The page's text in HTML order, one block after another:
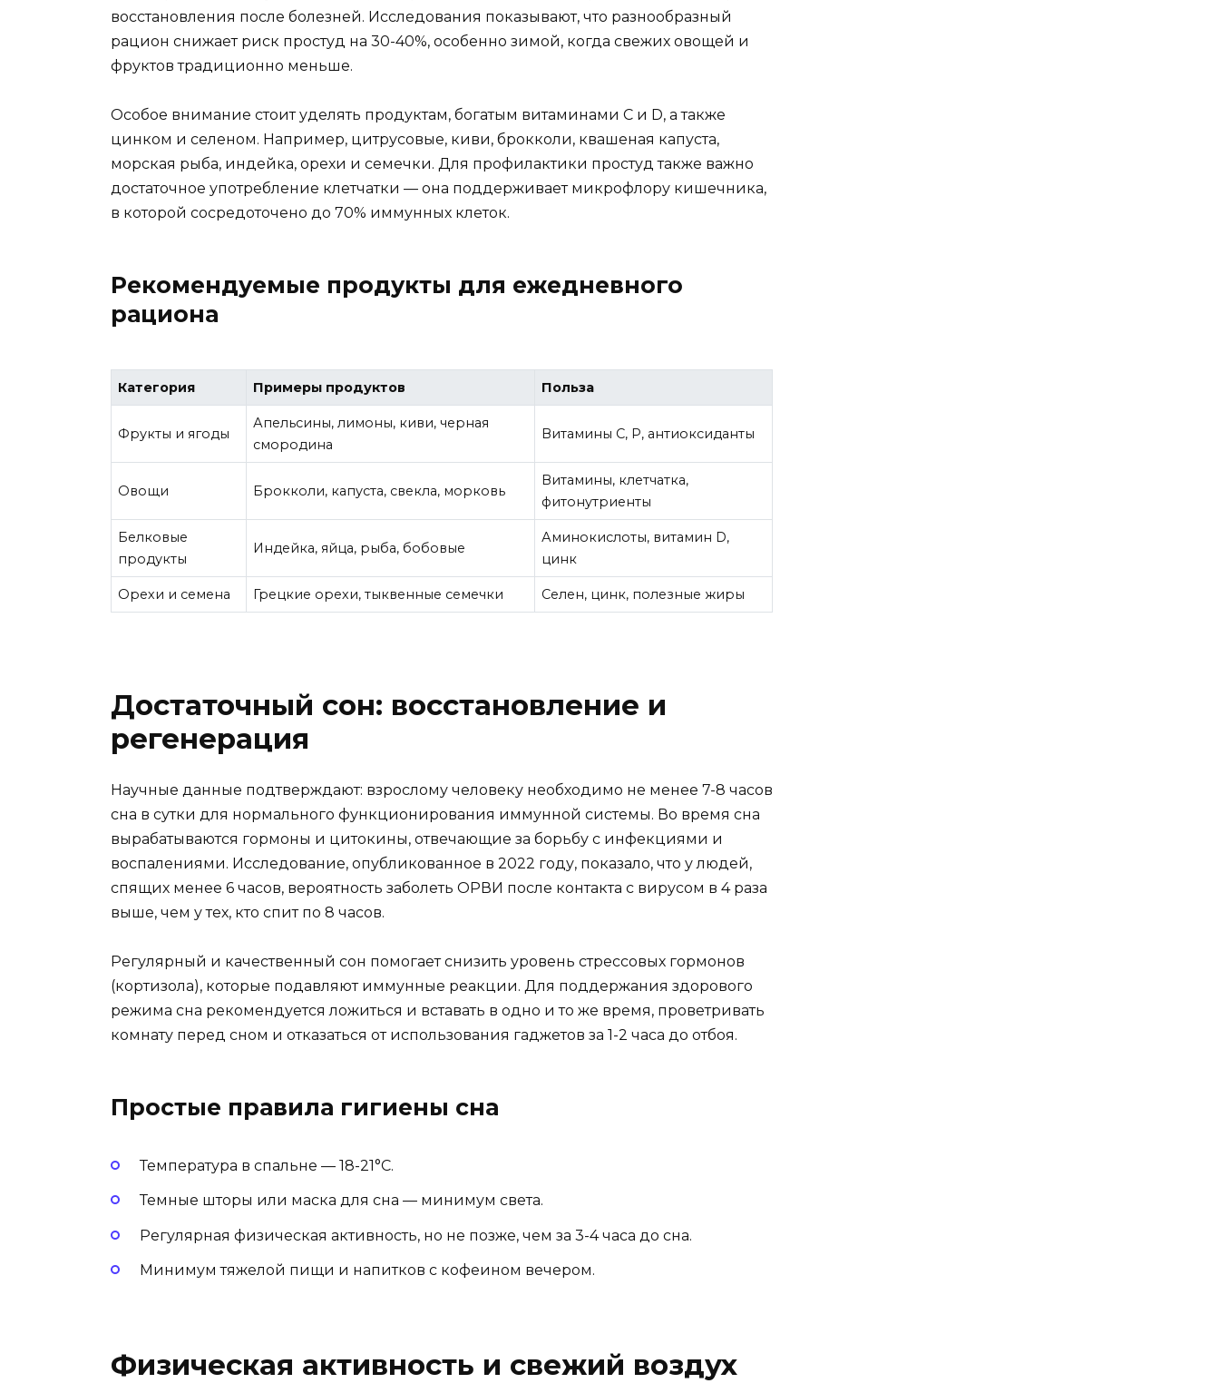
восстановления после болезней. Исследования показывают, что разнообразный
рацион снижает риск простуд на 30-40%, особенно зимой, когда свежих овощей и
фруктов традиционно меньше.
Особое внимание стоит уделять продуктам, богатым витаминами C и D, а также
цинком и селеном. Например, цитрусовые, киви, брокколи, квашеная капуста,
морская рыба, индейка, орехи и семечки. Для профилактики простуд также важно
достаточное употребление клетчатки — она поддерживает микрофлору кишечника,
в которой сосредоточено до 70% иммунных клеток.
Рекомендуемые продукты для ежедневного
рациона
Категория Примеры продуктов Польза
Фрукты и ягоды
Апельсины, лимоны, киви, черная
смородина
Витамины C, P, антиоксиданты
Овощи Брокколи, капуста, свекла, морковь
Витамины, клетчатка,
фитонутриенты
Белковые
продукты
Индейка, яйца, рыба, бобовые
Аминокислоты, витамин D,
цинк
Орехи и семена Грецкие орехи, тыквенные семечки Селен, цинк, полезные жиры
Достаточный сон: восстановление и
регенерация
Научные данные подтверждают: взрослому человеку необходимо не менее 7-8 часов
сна в сутки для нормального функционирования иммунной системы. Во время сна
вырабатываются гормоны и цитокины, отвечающие за борьбу с инфекциями и
воспалениями. Исследование, опубликованное в 2022 году, показало, что у людей,
спящих менее 6 часов, вероятность заболеть ОРВИ после контакта с вирусом в 4 раза
выше, чем у тех, кто спит по 8 часов.
Регулярный и качественный сон помогает снизить уровень стрессовых гормонов
(кортизола), которые подавляют иммунные реакции. Для поддержания здорового
режима сна рекомендуется ложиться и вставать в одно и то же время, проветривать
комнату перед сном и отказаться от использования гаджетов за 1-2 часа до отбоя.
Простые правила гигиены сна
Температура в спальне — 18-21°C.
Темные шторы или маска для сна — минимум света.
Регулярная физическая активность, но не позже, чем за 3-4 часа до сна.
Минимум тяжелой пищи и напитков с кофеином вечером.
Физическая активность и свежий воздух